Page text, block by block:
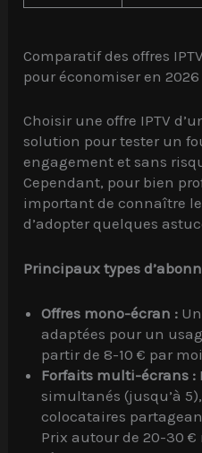
Comparatif des offres
pour économiser en 2026
Choisir une offre IPTV
solution pour tester un
engagement et sans
Cependant, pour bien
important de connaître
d’adopter quelques
Principaux types
Offres mono-écran :
adaptées pour un
partir de 8-10 € par
Forfaits multi-écrans :
simultanés (jusqu’à
colocataires
Prix autour de 20-30 €